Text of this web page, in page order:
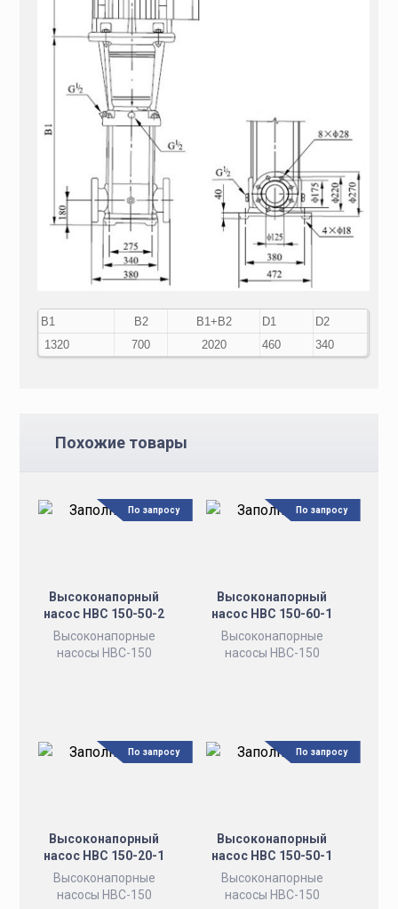
В1 В2 В1+В2 D1
D2
1320
700 2020 460 340
Похожие товары
Высоконапорный
насос НВС 150-50-2
Высоконапорные
насосы НВС-150
По запросу
Высоконапорный
насос НВС 150-60-1
Высоконапорные
насосы НВС-150
По запросу
Высоконапорный
насос НВС 150-20-1
Высоконапорные
насосы НВС-150
По запросу
Высоконапорный
насос НВС 150-50-1
Высоконапорные
насосы НВС-150
По запросу